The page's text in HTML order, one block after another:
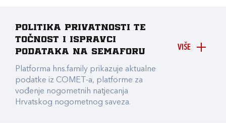
VIŠE
Politika privatnosti te
točnost i ispravci
podataka na Semaforu
Platforma hns.family prikazuje aktualne
podatke iz COMET-a, platforme za
vođenje nogometnih natjecanja
Hrvatskog nogometnog saveza.